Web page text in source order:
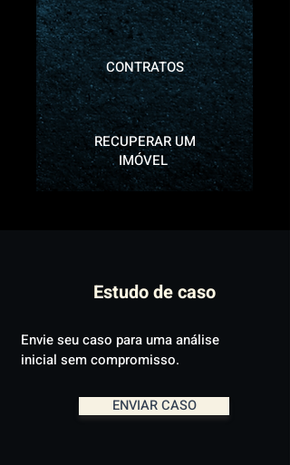
CONTRATOS
RECUPERAR UM
IMÓVEL
Estudo de caso
Envie seu caso para uma análise
inicial sem compromisso.
ENVIAR CASO